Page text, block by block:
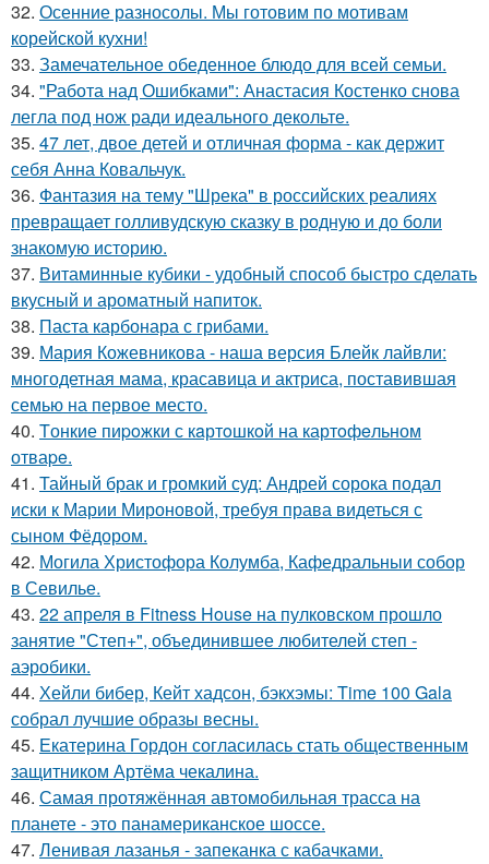
32. Осенние разносолы. Мы готовим по мотивам
корейской кухни!
33. Замечательное обеденное блюдо для всей семьи.
34. "Работа над Ошибками": Анастасия Костенко снова
легла под нож ради идеального декольте.
35. 47 лет, двое детей и отличная форма - как держит
себя Анна Ковальчук.
36. Фантазия на тему "Шрека" в российских реалиях
превращает голливудскую сказку в родную и до боли
знакомую историю.
37. Витаминные кубики - удобный способ быстро сделать
вкусный и ароматный напиток.
38. Паста карбонара с грибами.
39. Мария Кожевникова - наша версия Блейк лайвли:
многодетная мама, красавица и актриса, поставившая
семью на первое место.
40. Tонкие пиpoжки с кaртoшкoй на картoфeльном
отваpe.
41. Тайный брак и громкий суд: Андрей сорока подал
иски к Марии Мироновой, требуя права видеться с
сыном Фёдором.
42. Могила Христофора Колумба, Кафедральныи собор
в Севилье.
43. 22 апреля в Fitness House на пулковском прошло
занятие "Степ+", объединившее любителей степ -
аэробики.
44. Хейли бибер, Кейт хадсон, бэкхэмы: Time 100 Gala
собрал лучшие образы весны.
45. Екатерина Гордон согласилась стать общественным
защитником Артёма чекалина.
46. Самая протяжённая автомобильная трасса на
планете - это панамериканское шоссе.
47. Ленивая лазанья - запеканка с кабачками.